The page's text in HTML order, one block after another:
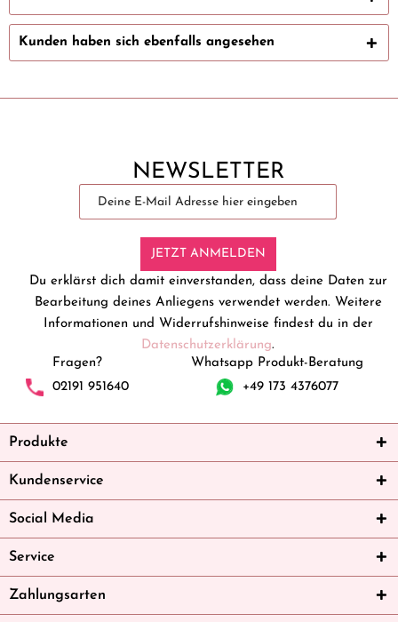
Kunden haben sich ebenfalls angesehen
NEWSLETTER
JETZT ANMELDEN
Du erklärst dich damit einverstanden, dass deine Daten zur
Bearbeitung deines Anliegens verwendet werden. Weitere
Informationen und Widerrufshinweise findest du in der
Datenschutzerklärung.
Fragen?
02191 951640
Whatsapp Produkt-Beratung
+49 173 4376077
Produkte
Kundenservice
Social Media
Service
Zahlungsarten